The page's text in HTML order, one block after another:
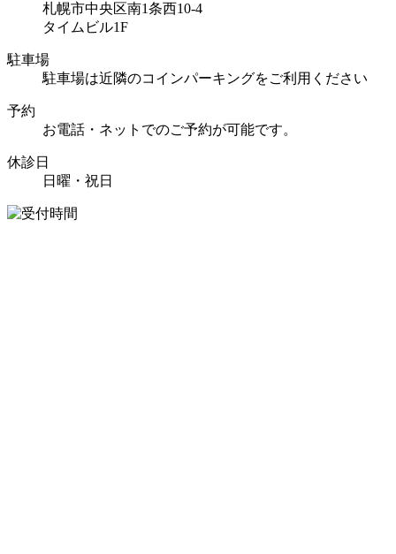
札幌市中央区南1条西10-4
タイムビル1F
駐車場
駐車場は近隣のコインパーキングをご利用ください
予約
お電話・ネットでのご予約が可能です。
休診日
日曜・祝日